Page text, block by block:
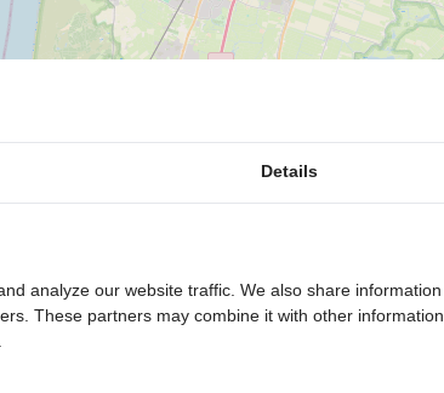
Details
analyze our website traffic. We also share information
These partners may combine it with other information